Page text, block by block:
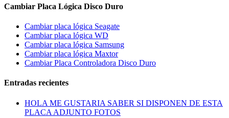
Cambiar Placa Lógica Disco Duro
Cambiar placa lógica Seagate
Cambiar placa lógica WD
Cambiar placa lógica Samsung
Cambiar placa lógica Maxtor
Cambiar Placa Controladora Disco Duro
Entradas recientes
HOLA ME GUSTARIA SABER SI DISPONEN DE ESTA
PLACA ADJUNTO FOTOS